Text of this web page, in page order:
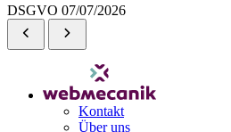
DSGVO 07/07/2026
Kontakt
Über uns